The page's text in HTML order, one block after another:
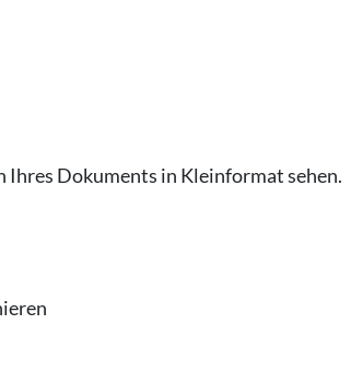
Ihres Dokuments in Kleinformat sehen.